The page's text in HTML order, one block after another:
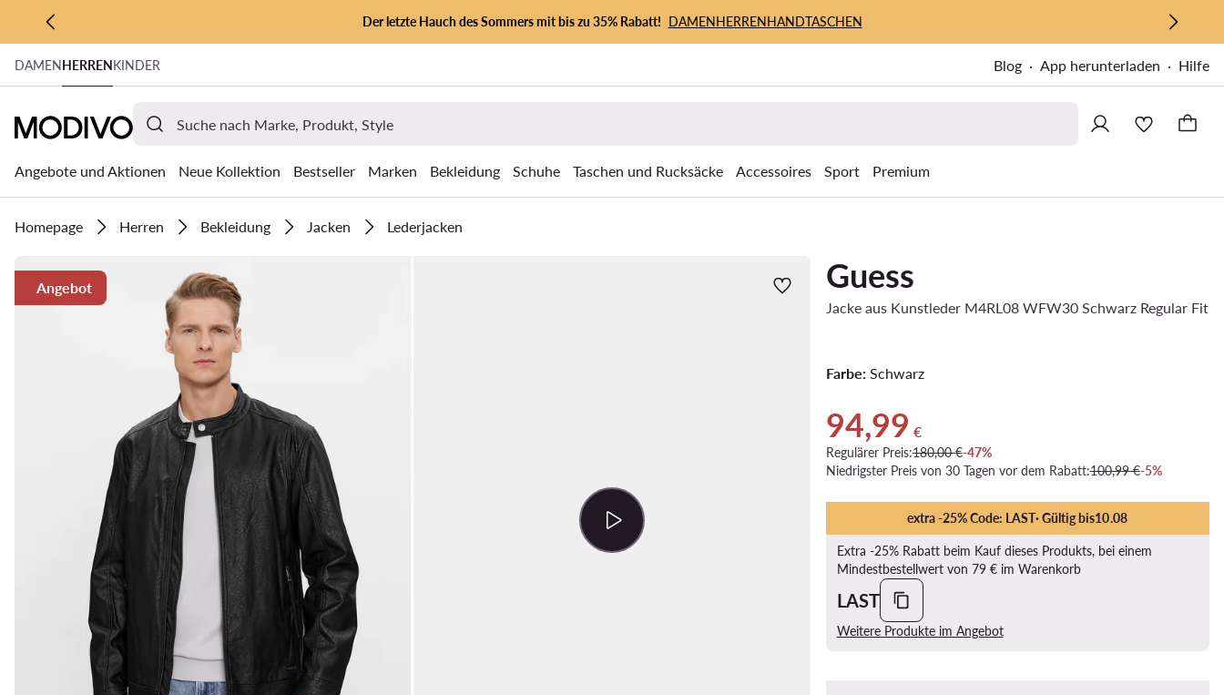
ZUM HAUPTINHALT SPRINGEN
ZUR SUCHE
Der letzte Hauch des Sommers mit bis zu 35% Rabatt! DAMENHERRENHANDTASCHEN
DAMENHERRENKINDER Blog App herunterladen Hilfe
Angebote und Aktionen Neue Kollektion Bestseller Marken Bekleidung Schuhe Taschen und Rucksäcke Accessoires Sport Premium
Homepage Herren Bekleidung Jacken Lederjacken
Angebot Guess
Jacke aus Kunstleder M4RL08 WFW30 Schwarz Regular Fit
Farbe:Schwarz
Aktueller Preis 94,99 €
94,99 €
Regulärer Preis:180,00 €-47%
Niedrigster Preis von 30 Tagen vor dem Rabatt:100,99 €-5%
extra -25% Code: LAST· Gültig bis10.08
Extra -25% Rabatt beim Kauf dieses Produkts, bei einem
Mindestbestellwert von 79 € im Warenkorb
LAST
Weitere Produkte im Angebot